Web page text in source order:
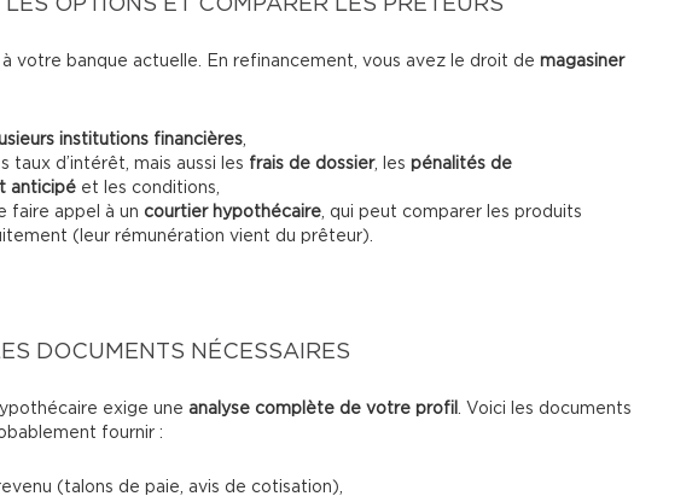
votre banque actuelle. En refinancement, vous avez le droit de magasiner
institutions financières
taux d’intérêt, mais aussi les frais de dossier, les pénalités de
anticipé et les conditions,
faire appel à un courtier hypothécaire , qui peut comparer les produits
(leur rémunération vient du prêteur).
DOCUMENTS NÉCESSAIRES
exige une analyse complète de votre profil
. Voici les documents
fournir :
(talons de paie, avis de cotisation),